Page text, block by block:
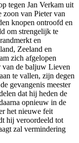
tegen Jan Verkam uit
van Pieter van
knopen ontroofd en
om strengelijk te
en
Zeeland en
zich afgelopen
van de baljuw Lieven
te vallen, zijn degen
gevangenis meester
dat hij heden de
opnieuw in de
het nieuwe feit
hij veroordeeld tot
zal vermindering